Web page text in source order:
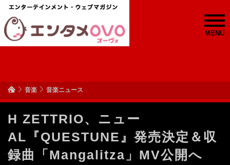
MENU
音楽 音楽ニュース
H ZETTRIO、ニュー
AL『QUESTUNE』発売決定＆収
録曲「Mangalitza」MV公開へ